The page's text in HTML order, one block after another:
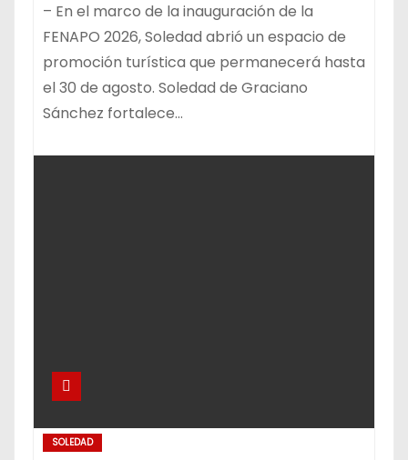
– En el marco de la inauguración de la
FENAPO 2026, Soledad abrió un espacio de
promoción turística que permanecerá hasta
el 30 de agosto. Soledad de Graciano
Sánchez fortalece…
SOLEDAD